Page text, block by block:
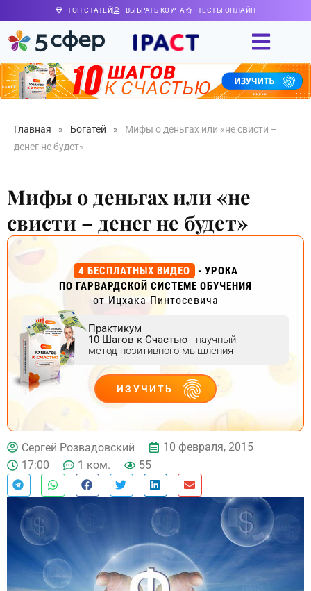
ТОП СТАТЕЙ ВЫБРАТЬ КОУЧА ТЕСТЫ ОНЛАЙН
Главная » Богатей »
Мифы о деньгах или «не свисти –
денег не будет»
Мифы о деньгах или «не
свисти – денег не будет»
4 БЕСПЛАТНЫХ ВИДЕО
- УРОКА
ПО ГАРВАРДСКОЙ СИСТЕМЕ ОБУЧЕНИЯ
от Ицхака Пинтосевича
Практикум
10 Шагов к Счастью - научный
метод позитивного мышления
ИЗУЧИТЬ
ДЕЙСТВУЙ
Сергей Розвадовский
10 февраля, 2015
17:00
1 ком. 55